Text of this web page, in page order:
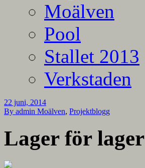
Moälven
Pool
Stallet 2013
Verkstaden
22 juni, 2014
By admin Moälven, Projektblogg
Lager för lager